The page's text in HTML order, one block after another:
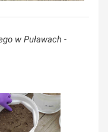
w Puławach -